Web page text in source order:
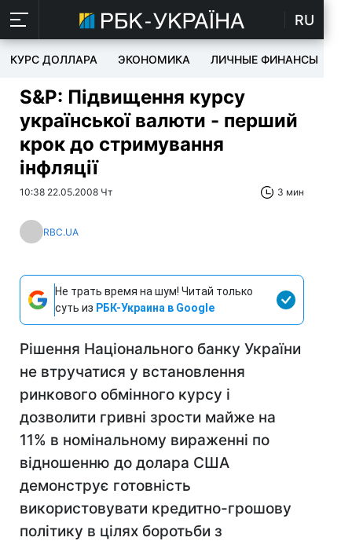
RU
КУРС ДОЛЛАРА ЭКОНОМИКА ЛИЧНЫЕ ФИНАНСЫ
S&P: Підвищення курсу
української валюти - перший
крок до стримування
інфляції
10:38 22.05.2008 Чт 3 мин
RBC.UA
Не трать время на шум! Читай только
суть из РБК-Украина в Google
Рішення Національного банку України
не втручатися у встановлення
ринкового обмінного курсу і
дозволити гривні зрости майже на
11% в номінальному вираженні по
відношенню до долара США
демонструє готовність
використовувати кредитно-грошову
політику в цілях боротьби з